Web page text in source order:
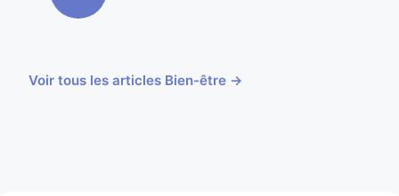
Voir tous les articles Bien-être →